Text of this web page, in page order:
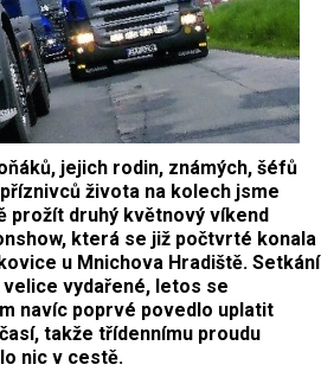
jejich rodin, známých, šéfů
života na kolech jsme
prožít druhý květnový víkend
která se již počtvrté konala
u Mnichova Hradiště. Setkání
vydařené, letos se
navíc poprvé povedlo uplatit
takže třídennímu proudu
nic v cestě.